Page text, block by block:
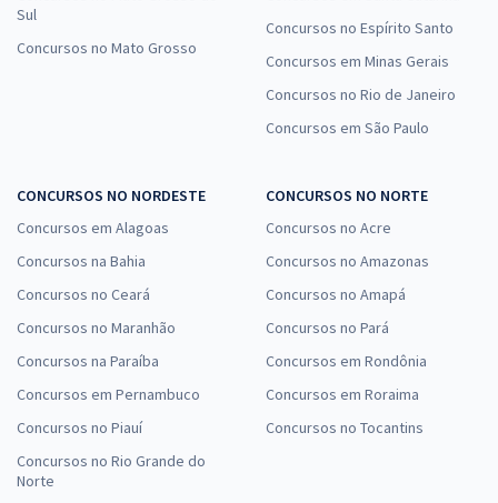
Sul
Concursos no Mato Grosso
Concursos no Espírito Santo
Concursos em Minas Gerais
Concursos no Rio de Janeiro
Concursos em São Paulo
CONCURSOS NO NORDESTE
Concursos em Alagoas
Concursos na Bahia
Concursos no Ceará
Concursos no Maranhão
Concursos na Paraíba
Concursos em Pernambuco
Concursos no Piauí
Concursos no Rio Grande do
Norte
CONCURSOS NO NORTE
Concursos no Acre
Concursos no Amazonas
Concursos no Amapá
Concursos no Pará
Concursos em Rondônia
Concursos em Roraima
Concursos no Tocantins